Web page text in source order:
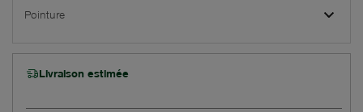
Pointure
Livraison estimée